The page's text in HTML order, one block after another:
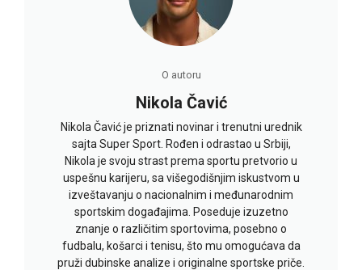
O autoru
Nikola Čavić
Nikola Čavić je priznati novinar i trenutni urednik
sajta Super Sport. Rođen i odrastao u Srbiji,
Nikola je svoju strast prema sportu pretvorio u
uspešnu karijeru, sa višegodišnjim iskustvom u
izveštavanju o nacionalnim i međunarodnim
sportskim događajima. Poseduje izuzetno
znanje o različitim sportovima, posebno o
fudbalu, košarci i tenisu, što mu omogućava da
pruži dubinske analize i originalne sportske priče.